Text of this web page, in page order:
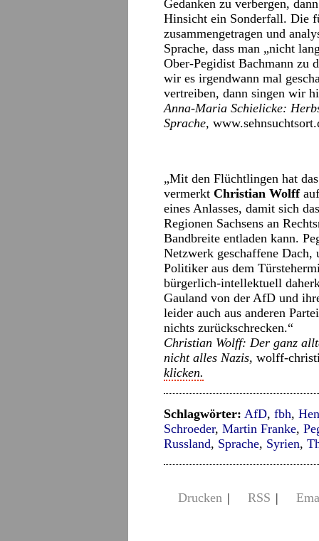
Gedanken zu verbergen,
Hinsicht ein Sonderfall. Die
zusammengetragen und
Sprache, dass man „nicht
Ober-Pegidist Bachmann zu
wir es irgendwann mal
vertreiben, dann singen wir
Anna-Maria Schielicke:
Sprache,
„Mit den Flüchtlingen hat
vermerkt Christian Wolff
eines Anlasses, damit sich
Regionen Sachsens an
Bandbreite entladen kann.
Netzwerk geschaffene Dach,
Politiker aus dem
bürgerlich-intellektuell
Gauland von der AfD und
leider auch aus anderen
nichts zurückschrecken.“
Christian Wolff: Der ganz
nicht alles Nazis, wolff-
klicken.
Schlagwörter: AfD, fbh,
Schroeder, Martin Franke,
Russland, Sprache, Syrien,
Drucken | RSS |